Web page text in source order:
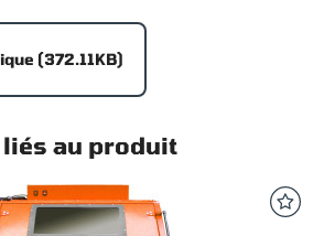
(372.11KB)
au produit